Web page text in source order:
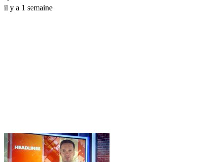
il y a 1 semaine